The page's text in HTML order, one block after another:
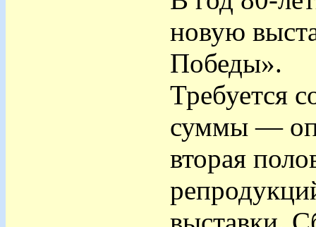
новую
Победы».
Требуется
суммы —
вторая